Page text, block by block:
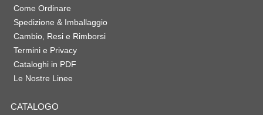
Come Ordinare
Spedizione & Imballaggio
Cambio, Resi e Rimborsi
Termini e Privacy
Cataloghi in PDF
Le Nostre Linee
CATALOGO